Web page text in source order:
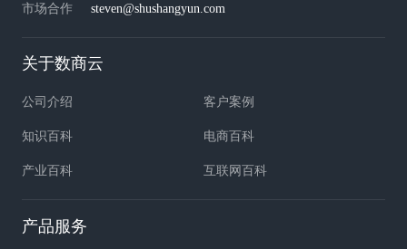
市场合作 steven@shushangyun.com
关于数商云
公司介绍 客户案例
知识百科 电商百科
产业百科 互联网百科
产品服务